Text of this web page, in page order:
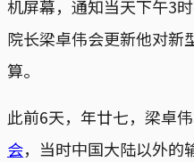
机屏幕，通知当天下午3
院长梁卓伟会更新他对新
算。
此前6天，年廿七，梁卓
会，当时中国大陆以外的